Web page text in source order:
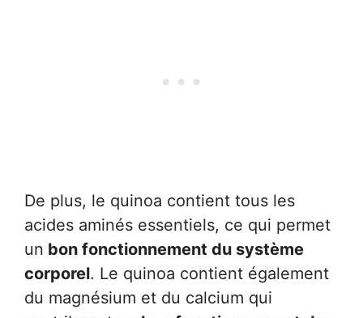
De plus, le quinoa contient tous les
acides aminés essentiels, ce qui permet
un bon fonctionnement du système
corporel. Le quinoa contient également
du magnésium et du calcium qui